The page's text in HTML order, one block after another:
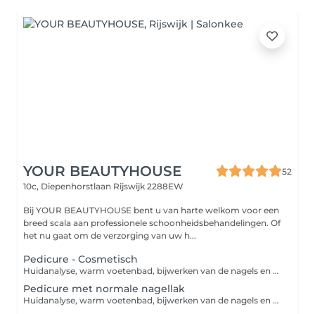
YOUR BEAUTYHOUSE
52
10c, Diepenhorstlaan Rijswijk 2288EW
Bij YOUR BEAUTYHOUSE bent u van harte welkom voor een
breed scala aan professionele schoonheidsbehandelingen. Of
het nu gaat om de verzorging van uw h...
Pedicure - Cosmetisch
Huidanalyse, warm voetenbad, bijwerken van de nagels en nagelriemen, eelt verwijderen, peeling en huidcreme
Pedicure met normale nagellak
Huidanalyse, warm voetenbad, bijwerken van de nagels en nagelriemen, eelt verwijderen, peeling en masker, nagellak